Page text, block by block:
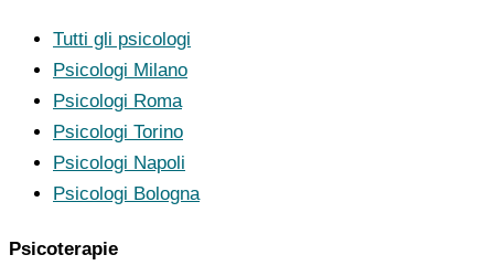
Tutti gli psicologi
Psicologi Milano
Psicologi Roma
Psicologi Torino
Psicologi Napoli
Psicologi Bologna
Psicoterapie